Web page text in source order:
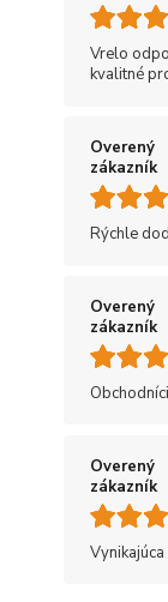
Vrelo
kvalitné
Overený
zákazník
Rýchle
Overený
zákazník
Overený
zákazník